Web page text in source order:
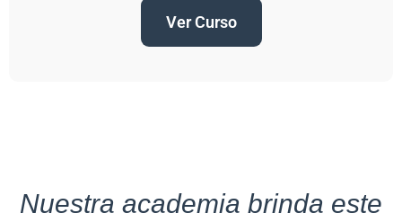
Ver Curso
Nuestra academia brinda este